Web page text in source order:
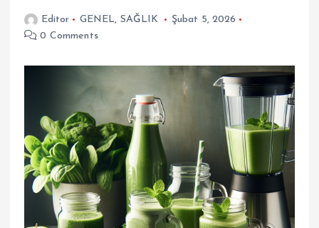
Editor GENEL, SAĞLIK
Şubat 5, 2026
0 Comments